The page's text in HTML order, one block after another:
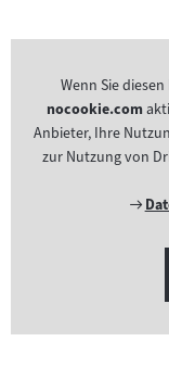
Wenn Sie
nocookie.com
Anbieter, Ihre
zur Nutzung von